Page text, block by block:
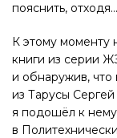
пояснить, отходя…
К этому моменту
книги из серии
и обнаружив, что
из Тарусы
я подошёл к
в